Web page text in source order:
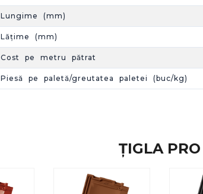
Lungime (mm)
Lățime (mm)
Cost pe metru pătrat
Piesă pe paletă/greutatea paletei (buc/kg)
ȚIGLA PRO